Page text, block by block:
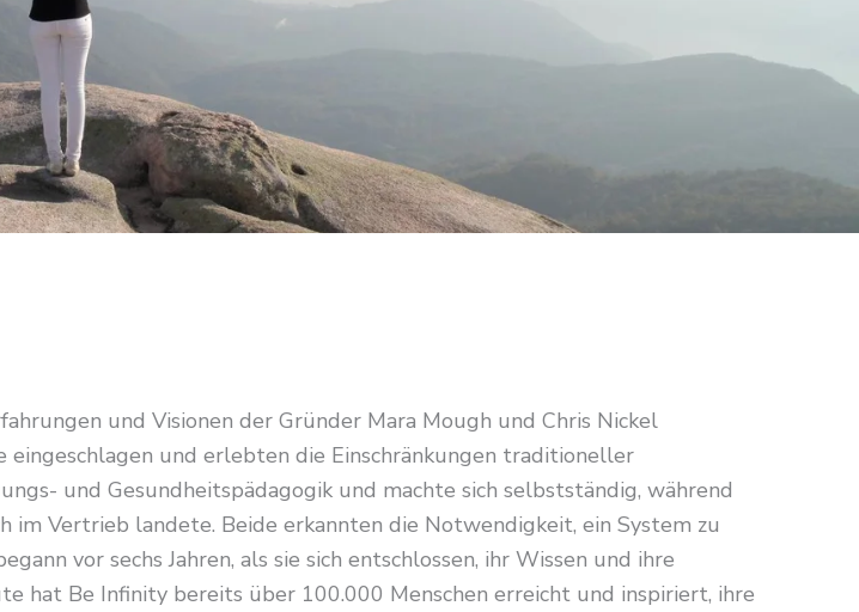
und Visionen der Gründer Mara Mough und Chris Nickel
und erlebten die Einschränkungen traditioneller
und Gesundheitspädagogik und machte sich selbstständig, während
Vertrieb landete. Beide erkannten die Notwendigkeit, ein System zu
vor sechs Jahren, als sie sich entschlossen, ihr Wissen und ihre
hat Be Infinity bereits über 100.000 Menschen erreicht und inspiriert, ihre